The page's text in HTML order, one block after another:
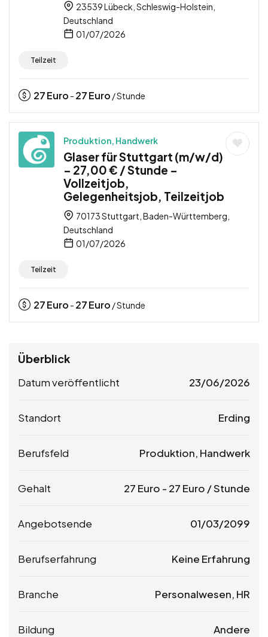
23539 Lübeck, Schleswig-Holstein,
Deutschland
01/07/2026
Teilzeit
27Euro - 27Euro / Stunde
Produktion, Handwerk
Glaser für Stuttgart (m/w/d)
– 27,00 € / Stunde –
Vollzeitjob,
Gelegenheitsjob, Teilzeitjob
70173 Stuttgart, Baden-Württemberg,
Deutschland
01/07/2026
Teilzeit
27Euro - 27Euro / Stunde
Überblick
Datum veröffentlicht 23/06/2026
Standort Erding
Berufsfeld Produktion, Handwerk
Gehalt 27 Euro - 27 Euro / Stunde
Angebotsende 01/03/2099
Berufserfahrung Keine Erfahrung
Branche Personalwesen, HR
Bildung Andere